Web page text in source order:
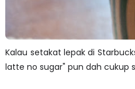
Kalau setakat lepak di
latte no sugar" pun dah cukup